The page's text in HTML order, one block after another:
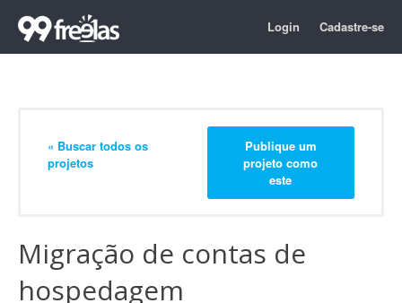
Login Cadastre-se
« Buscar todos os
projetos
Publique um
projeto como
este
Migração de contas de
hospedagem